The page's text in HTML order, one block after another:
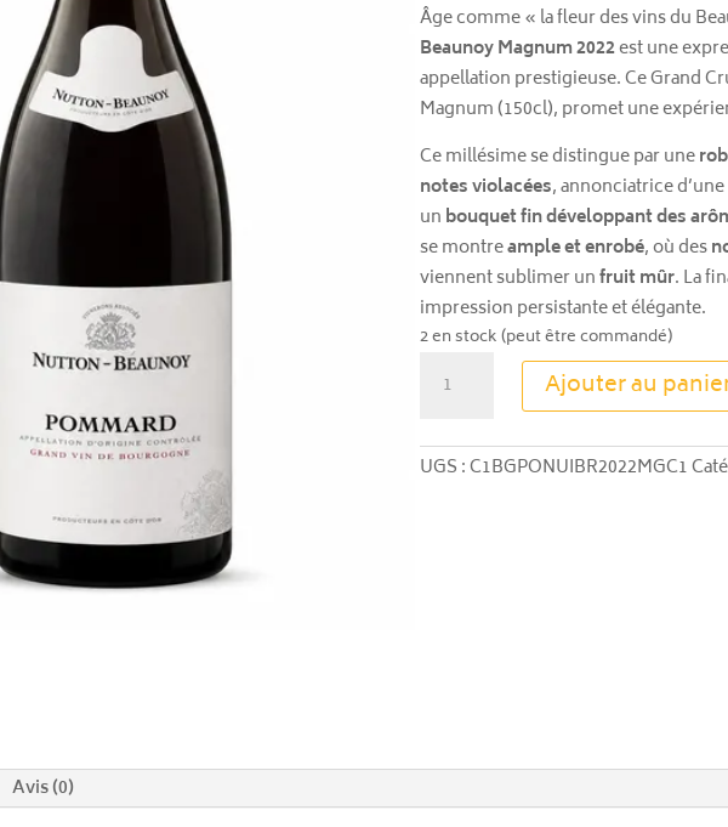
Âge comme « la fleur des vins du
Beaunoy Magnum 2022est une
appellation prestigieuse. Ce Grand
Magnum (150cl), promet une
Ce millésime se distingue par une
notes violacées, annonciatrice
un bouquet fin développant des
se montreample et enrobé, où des
viennent sublimer unfruit mûr. La
impression persistante et élégante.
2 en stock (peut être commandé)
Nuiton
Beaunoy
Ajouter au
UGS :C1BGPONUIBR2022MGC1
Avis (0)